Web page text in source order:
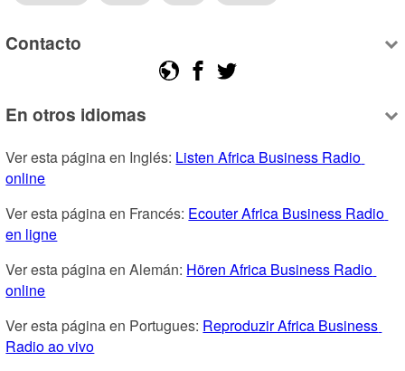
Contacto
En otros idiomas
Ver esta página en Inglés: Listen Africa Business Radio
online
Ver esta página en Francés: Ecouter Africa Business Radio
en ligne
Ver esta página en Alemán: Hören Africa Business Radio
online
Ver esta página en Portugues: Reproduzir Africa Business
Radio ao vivo